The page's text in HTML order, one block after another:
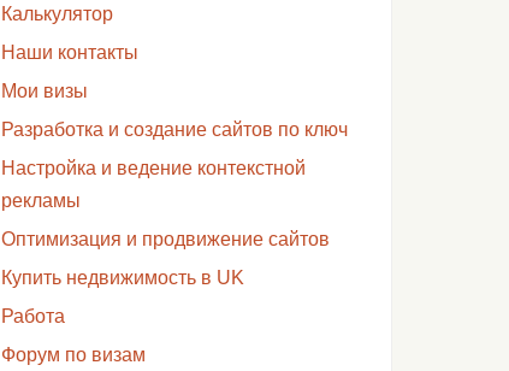
Калькулятор
Наши контакты
Мои визы
Разработка и создание сайтов по ключ
Настройка и ведение контекстной
рекламы
Оптимизация и продвижение сайтов
Купить недвижимость в UK
Работа
Форум по визам